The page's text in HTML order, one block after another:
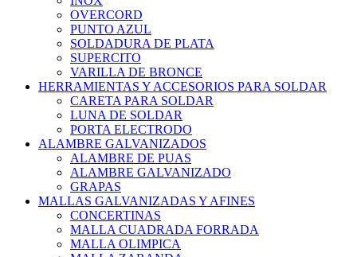
OVERCORD
PUNTO AZUL
SOLDADURA DE PLATA
SUPERCITO
VARILLA DE BRONCE
HERRAMIENTAS Y ACCESORIOS PARA SOLDAR
CARETA PARA SOLDAR
LUNA DE SOLDAR
PORTA ELECTRODO
ALAMBRE GALVANIZADOS
ALAMBRE DE PUAS
ALAMBRE GALVANIZADO
GRAPAS
MALLAS GALVANIZADAS Y AFINES
CONCERTINAS
MALLA CUADRADA FORRADA
MALLA OLIMPICA